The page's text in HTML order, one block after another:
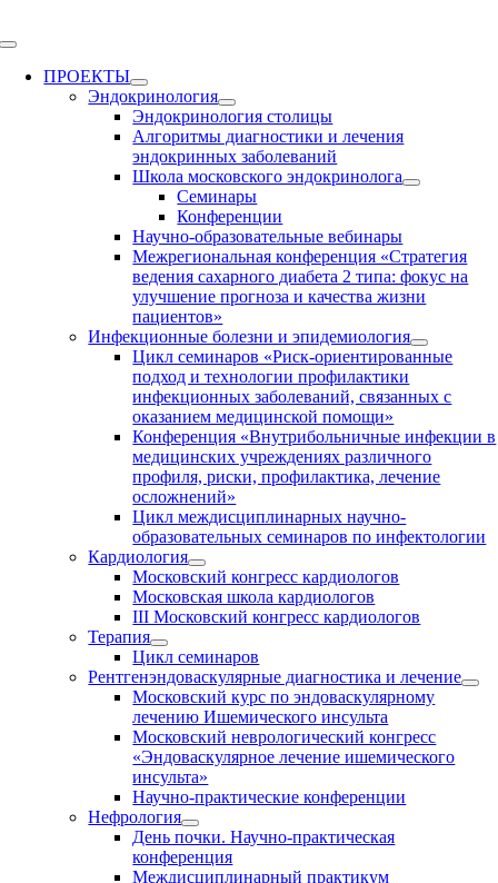
to
Toggle
NavigationПРОЕКТЫ
Эндокринология
Эндокринология столицы
Алгоритмы диагностики и лечения
эндокринных заболеваний
Школа московского эндокринолога
Семинары
Конференции
Научно-образовательные вебинары
Межрегиональная конференция «Стратегия
ведения сахарного диабета 2 типа: фокус на
улучшение прогноза и качества жизни
пациентов»
Инфекционные болезни и эпидемиология
Цикл семинаров «Риск-ориентированные
подход и технологии профилактики
инфекционных заболеваний, связанных с
оказанием медицинской помощи»
Конференция «Внутрибольничные инфекции в
медицинских учреждениях различного
профиля, риски, профилактика, лечение
осложнений»
Цикл междисциплинарных научно-
образовательных семинаров по инфектологии
Кардиология
Московский конгресс кардиологов
Московская школа кардиологов
III Московский конгресс кардиологов
Терапия
Цикл семинаров
Рентгенэндоваскулярные диагностика и лечение
Московский курс по эндоваскулярному
лечению Ишемического инсульта
Московский неврологический конгресс
«Эндоваскулярное лечение ишемического
инсульта»
Научно-практические конференции
Нефрология
День почки. Научно-практическая
конференция
Междисциплинарный практикум